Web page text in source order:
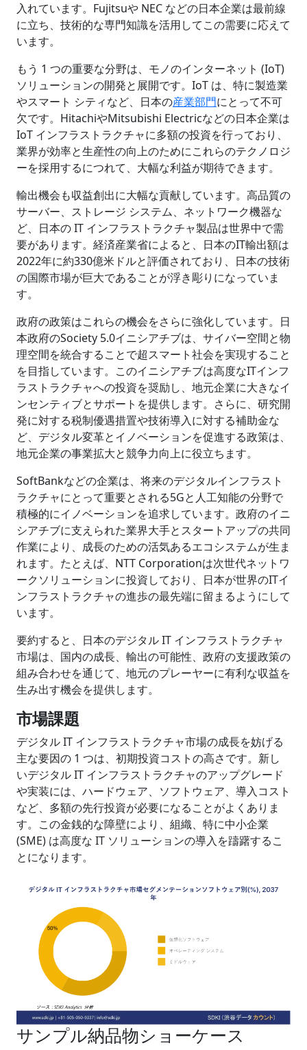
入れています。Fujitsuや NEC などの日本企業は最前線
に立ち、技術的な専門知識を活用してこの需要に応えて
います。
もう 1 つの重要な分野は、モノのインターネット (IoT)
ソリューションの開発と展開です。IoT は、特に製造業
やスマート シティなど、日本の産業部門にとって不可
欠です。HitachiやMitsubishi Electricなどの日本企業は
IoT インフラストラクチャに多額の投資を行っており、
業界が効率と生産性の向上のためにこれらのテクノロジ
ーを採用するにつれて、大幅な利益が期待できます。
輸出機会も収益創出に大幅な貢献しています。高品質の
サーバー、ストレージ システム、ネットワーク機器な
ど、日本の IT インフラストラクチャ製品は世界中で需
要があります。経済産業省によると、日本のIT輸出額は
2022年に約330億米ドルと評価されており、日本の技術
の国際市場が巨大であることが浮き彫りになっていま
す。
政府の政策はこれらの機会をさらに強化しています。日
本政府のSociety 5.0イニシアチブは、サイバー空間と物
理空間を統合することで超スマート社会を実現すること
を目指しています。このイニシアチブは高度なITインフ
ラストラクチャへの投資を奨励し、地元企業に大きなイ
ンセンティブとサポートを提供します。さらに、研究開
発に対する税制優遇措置や技術導入に対する補助金な
ど、デジタル変革とイノベーションを促進する政策は、
地元企業の事業拡大と競争力向上に役立ちます。
SoftBankなどの企業は、将来のデジタルインフラスト
ラクチャにとって重要とされる5Gと人工知能の分野で
積極的にイノベーションを追求しています。政府のイニ
シアチブに支えられた業界大手とスタートアップの共同
作業により、成長のための活気あるエコシステムが生ま
れます。たとえば、NTT Corporationは次世代ネットワ
ークソリューションに投資しており、日本が世界のITイ
ンフラストラクチャの進歩の最先端に留まるようにして
います。
要約すると、日本のデジタル IT インフラストラクチャ
市場は、国内の成長、輸出の可能性、政府の支援政策の
組み合わせを通じて、地元のプレーヤーに有利な収益を
生み出す機会を提供します。
市場課題
デジタル IT インフラストラクチャ市場の成長を妨げる
主な要因の 1 つは、初期投資コストの高さです。新し
いデジタル IT インフラストラクチャのアップグレード
や実装には、ハードウェア、ソフトウェア、導入コスト
など、多額の先行投資が必要になることがよくありま
す。この金銭的な障壁により、組織、特に中小企業
(SME) は高度な IT ソリューションの導入を躊躇するこ
とになります。
サンプル納品物ショーケース